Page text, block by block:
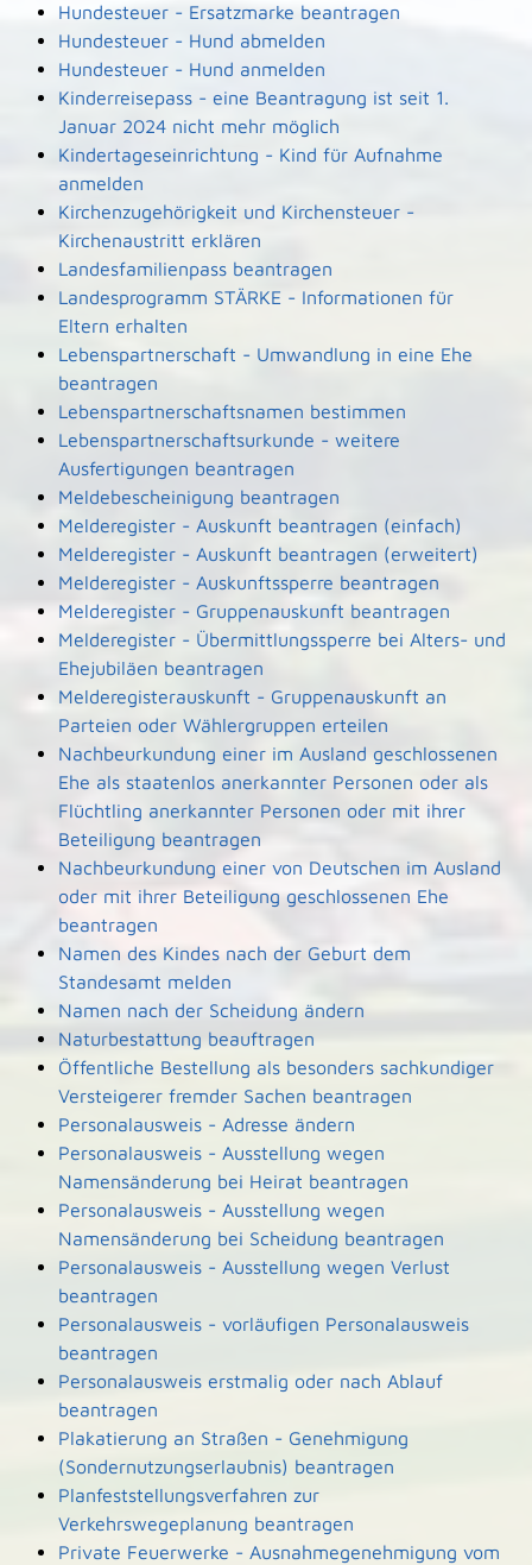
Hundesteuer - Ersatzmarke beantragen
Hundesteuer - Hund abmelden
Hundesteuer - Hund anmelden
Kinderreisepass - eine Beantragung ist seit 1.
Januar 2024 nicht mehr möglich
Kindertageseinrichtung - Kind für Aufnahme
anmelden
Kirchenzugehörigkeit und Kirchensteuer -
Kirchenaustritt erklären
Landesfamilienpass beantragen
Landesprogramm STÄRKE - Informationen für
Eltern erhalten
Lebenspartnerschaft - Umwandlung in eine Ehe
beantragen
Lebenspartnerschaftsnamen bestimmen
Lebenspartnerschaftsurkunde - weitere
Ausfertigungen beantragen
Meldebescheinigung beantragen
Melderegister - Auskunft beantragen (einfach)
Melderegister - Auskunft beantragen (erweitert)
Melderegister - Auskunftssperre beantragen
Melderegister - Gruppenauskunft beantragen
Melderegister - Übermittlungssperre bei Alters- und
Ehejubiläen beantragen
Melderegisterauskunft - Gruppenauskunft an
Parteien oder Wählergruppen erteilen
Nachbeurkundung einer im Ausland geschlossenen
Ehe als staatenlos anerkannter Personen oder als
Flüchtling anerkannter Personen oder mit ihrer
Beteiligung beantragen
Nachbeurkundung einer von Deutschen im Ausland
oder mit ihrer Beteiligung geschlossenen Ehe
beantragen
Namen des Kindes nach der Geburt dem
Standesamt melden
Namen nach der Scheidung ändern
Naturbestattung beauftragen
Öffentliche Bestellung als besonders sachkundiger
Versteigerer fremder Sachen beantragen
Personalausweis - Adresse ändern
Personalausweis - Ausstellung wegen
Namensänderung bei Heirat beantragen
Personalausweis - Ausstellung wegen
Namensänderung bei Scheidung beantragen
Personalausweis - Ausstellung wegen Verlust
beantragen
Personalausweis - vorläufigen Personalausweis
beantragen
Personalausweis erstmalig oder nach Ablauf
beantragen
Plakatierung an Straßen - Genehmigung
(Sondernutzungserlaubnis) beantragen
Planfeststellungsverfahren zur
Verkehrswegeplanung beantragen
Private Feuerwerke - Ausnahmegenehmigung vom